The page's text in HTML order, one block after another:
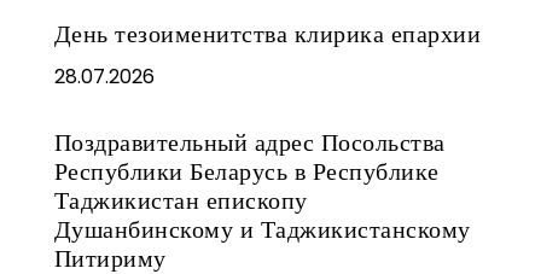
День тезоименитства клирика епархии
28.07.2026
Поздравительный адрес Посольства
Республики Беларусь в Республике
Таджикистан епископу
Душанбинскому и Таджикистанскому
Питириму